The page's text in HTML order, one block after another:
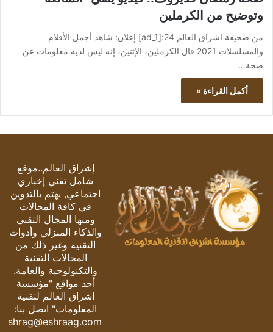
وتوضيح من الكرملين
من صحيفة اشراق العالم 24:[ad_1] إعلان: شاهد أجمل الأفلام
والمسلسلات 2021 قال الكرملين، الإثنين، إنه ليس لديه معلومات عن
صحة…
أكمل القراءة »
إشراق العالم..موقع
شامل تقني إخباري
اجتماعي, يهتم بالتدوين
في كافة المجالات
ومنها المجال التقني
والذكاء المنزلي وأدوات
التقنية وغير ذلك من
المجالات التقنية
والتكنولوجية والعامة.
أحد مواقع "مؤسسة
اشراق العالم لتقنية
المعلومات" اتصل بنا:
eshrag@eshraag.com